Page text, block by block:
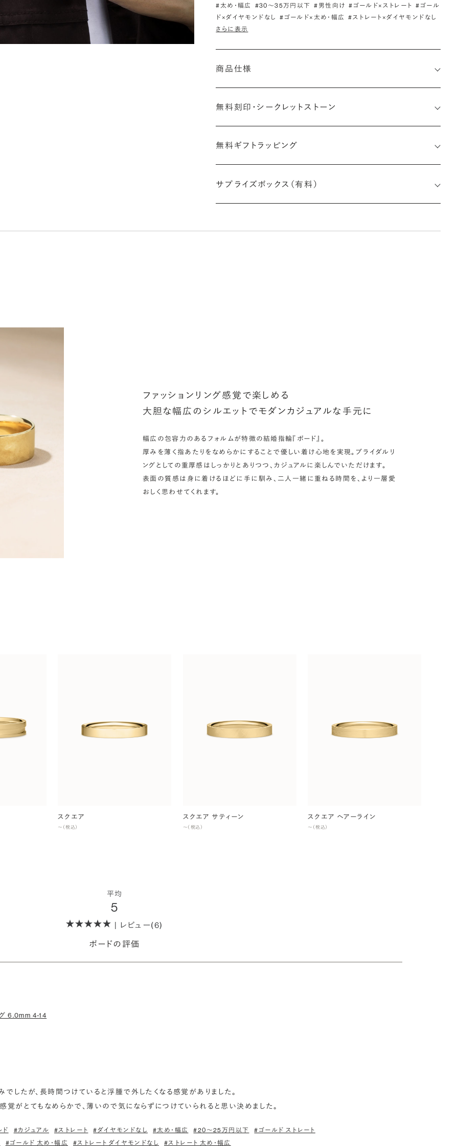
#太め・幅広 #30〜35万円以下 #男性向け #ゴールド×ストレート #ゴール
ド×ダイヤモンドなし
#ゴールド×太め・幅広
#ストレート×ダイヤモンドなし
さらに表示
商品仕様
無料刻印・ シークレットストーン
刻印メッセージ：半角英数字20文字まで刻印可能
セージを無料で刻印することができます。注文前だけでなく購入後
「商品仕様」欄をご確認ください）。
無料ギフトラッピング
サプライズボックス（有料）
ファッションリング感覚で楽しめる
大胆な幅広のシルエットでモダンカジュアルな手元に
幅広の包容力のあるフォルムが特徴の結婚指輪『ボード』。
厚みを薄く指あたりをなめらかにすることで優しい着け心地を実現。ブライダルリ
ングとしての重厚感はしっかりとありつつ、カジュアルに楽しんでいただけます。
表面の質感は身に着けるほどに手に馴み、二人一緒に重ねる時間を、より一層愛
おしく思わせてくれます。
スクエア
〜（税込）
スクエア サティーン
〜（税込）
スクエア ヘアーライン
〜（税込）
平均
5
| レビュー(6)
ボードの評価
6.0mm 4-14
でしたが、長時間つけていると浮腫で外したくなる感覚がありました。
覚がとてもなめらかで、薄いので気にならずにつけていられると思い決めました。
ド #カジュアル #ストレート #ダイヤモンドなし #太め・幅広 #20〜25万円以下
#ゴールド ストレート
#ゴールド 太め・幅広 #ストレート ダイヤモンドなし #ストレート 太め・幅広